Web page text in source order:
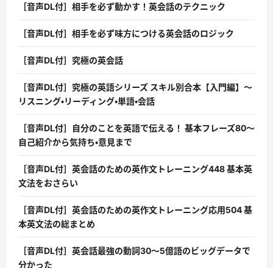
［音声DL付］相手を必ず動かす！英会話のテクニック
［音声DL付］相手を必ず味方につける英会話のロジック
［音声DL付］究極の英会話
［音声DL付］究極の英語シリーズ スキル別合本【入門編】〜
リスニング・リーディング・単語・会話
［音声DL付］自分のことを英語で伝える！ 基本フレーズ80〜
自己紹介から気持ち・意見まで
［音声DL付］英会話のための英作文トレーニング448 基本英
文法をおさらい
［音声DL付］英会話のための英作文トレーニング応用504 基
本英文法の総まとめ
［音声DL付］英会話最強の動詞30〜5億語のビッグデータで
分かった